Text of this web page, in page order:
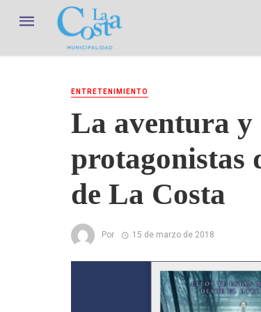
ENTRETENIMIENTO
La aventura y
protagonistas
de La Costa
Por 15 de marzo de 2018